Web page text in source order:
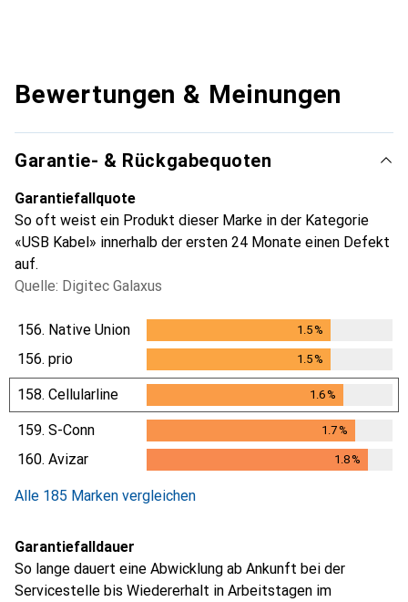
Bewertungen & Meinungen
Garantie- & Rückgabequoten
Garantiefallquote
So oft weist ein Produkt dieser Marke in der Kategorie
«USB Kabel» innerhalb der ersten 24 Monate einen Defekt
auf.
Quelle: Digitec Galaxus
156. Native Union 1.5%
156. prio 1.5%
158. Cellularline 1.6%
159. S-Conn 1.7%
1.7%
160. Avizar 1.8%
Alle 185 Marken vergleichen
Garantiefalldauer
So lange dauert eine Abwicklung ab Ankunft bei der
Servicestelle bis Wiedererhalt in Arbeitstagen im